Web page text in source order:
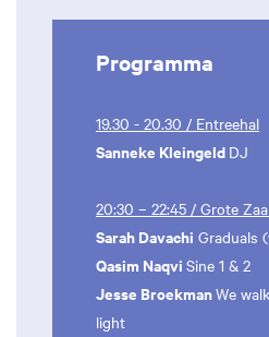
Programma
19.30 - 20.30 / Entreehal
Sanneke Kleingeld DJ
20:30 – 22:45 / Grote
Sarah Davachi Graduals
Qasim Naqvi Sine 1 & 2
Jesse BroekmanWe
light